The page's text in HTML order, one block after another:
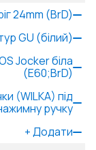
24mm (BrD)
GU (білий)
Jocker біла
(E60;BrD)
(WILKA) під
ручку
+Додати